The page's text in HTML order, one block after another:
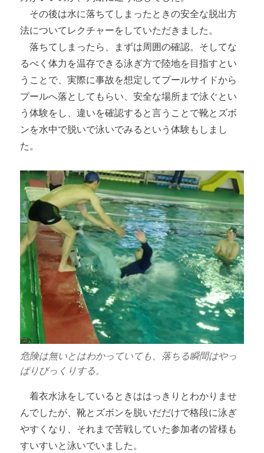
その後は水に落ちてしまったときの安全な脱出方
法についてレクチャーをしていただきました。
落ちてしまったら、まずは周囲の確認。そしてな
るべく体力を温存できる泳ぎ方で陸地を目指すとい
うことで、実際に事故を想定してプールサイドから
プールへ落としてもらい、安全な場所まで泳ぐとい
う体験をし、違いを確認すると言うことで靴とズボ
ンを水中で脱いで泳いでみるという体験もしまし
た。
危険は無いとはわかっていても、落ちる瞬間はやっ
ぱりびっくりする。
着衣水泳をしているときははっきりとわかりませ
んでしたが、靴とズボンを脱いだだけで格段に泳ぎ
やすくなり、それまで苦戦していた参加者の皆様も
すいすいと泳いでいました。